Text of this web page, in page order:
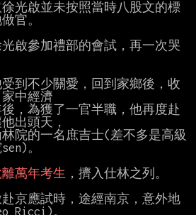
光啟並未按照當時八股文的標
官。
啟參加禮部的會試，再一次哭
到不少關愛，回到家鄉後，收
中經濟
，為獲了一官半職，他再度赴
出頭天，
院的一名庶吉士(差不多是高級
。
萬年考生 ，擠入仕林之列。
京應試時，途經南京，意外地
Ricci)。